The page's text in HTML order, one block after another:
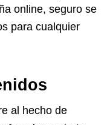
online, seguro se
para cualquier
al hecho de